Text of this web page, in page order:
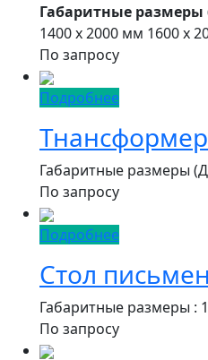
Габаритные
1400 х 2000 мм 1600 х
По запросу
Подробнее
Тнансформер
Габаритные размеры
По запросу
Подробнее
Стол
Габаритные размеры
По запросу